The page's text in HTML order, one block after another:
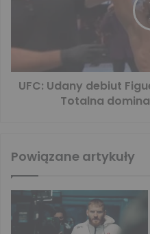
UFC: Udany debiut
Totalna
Powiązane artykuły